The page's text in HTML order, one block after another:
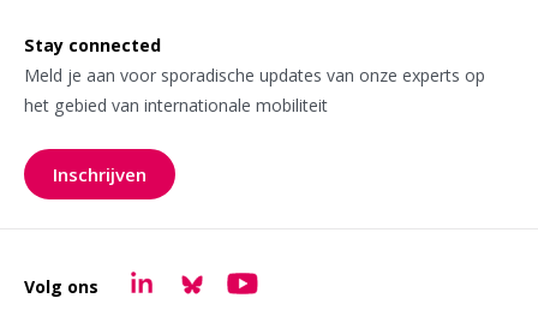
Stay connected
Meld je aan voor sporadische updates van onze experts op
het gebied van internationale mobiliteit
Inschrijvenvoor onze nieuwsbrief
Volg ons Goudappel LinkedIn
Goudappel BlueSky
Goudappel YouTube